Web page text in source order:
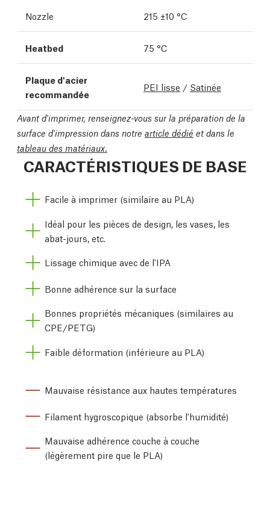
Nozzle 215 ±10 °C
Heatbed 75 °C
Plaque d'acier
recommandée
PEI lisse / Satinée
Avant d'imprimer, renseignez-vous sur la préparation de la
surface d'impression dans notre article dédié et dans le
tableau des matériaux.
CARACTÉRISTIQUES DE BASE
Facile à imprimer (similaire au PLA)
Idéal pour les pièces de design, les vases, les
abat-jours, etc.
Lissage chimique avec de l'IPA
Bonne adhérence sur la surface
Bonnes propriétés mécaniques (similaires au
CPE/PETG)
Faible déformation (inférieure au PLA)
Mauvaise résistance aux hautes températures
Filament hygroscopique (absorbe l'humidité)
Mauvaise adhérence couche à couche
(légèrement pire que le PLA)